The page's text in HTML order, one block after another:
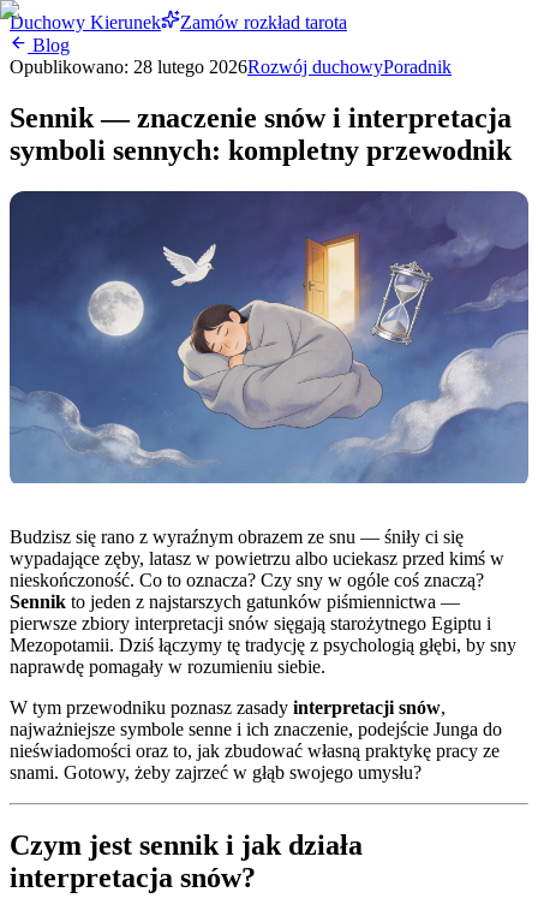
Duchowy Kierunek
Zamów rozkład tarota
Blog
Opublikowano: 28 lutego 2026Rozwój duchowyPoradnik
Sennik — znaczenie snów i interpretacja
symboli sennych: kompletny przewodnik
Budzisz się rano z wyraźnym obrazem ze snu — śniły ci się
wypadające zęby, latasz w powietrzu albo uciekasz przed kimś w
nieskończoność. Co to oznacza? Czy sny w ogóle coś znaczą?
Sennik to jeden z najstarszych gatunków piśmiennictwa —
pierwsze zbiory interpretacji snów sięgają starożytnego Egiptu i
Mezopotamii. Dziś łączymy tę tradycję z psychologią głębi, by sny
naprawdę pomagały w rozumieniu siebie.
W tym przewodniku poznasz zasady interpretacji snów,
najważniejsze symbole senne i ich znaczenie, podejście Junga do
nieświadomości oraz to, jak zbudować własną praktykę pracy ze
snami. Gotowy, żeby zajrzeć w głąb swojego umysłu?
Czym jest sennik i jak działa
interpretacja snów?